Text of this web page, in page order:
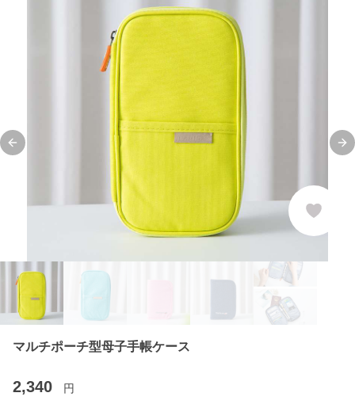
Previous slide
マルチポーチ型母子手帳ケース
2,340 円